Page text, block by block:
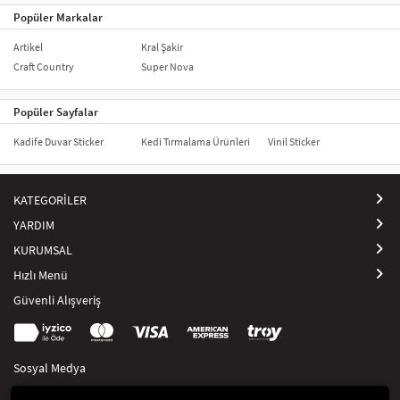
Popüler Markalar
Artikel
Craft Country
Kral Şakir
Super Nova
Popüler Sayfalar
Kadife Duvar Sticker Kedi Tırmalama Ürünleri Vinil Sticker
KATEGORİLER
YARDIM
KURUMSAL
Hızlı Menü
Güvenli Alışveriş
Sosyal Medya